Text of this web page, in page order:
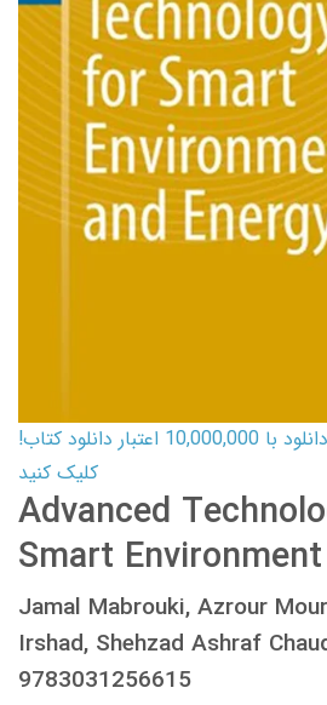
کارت اعتباری کتاب دانلود با 10,000,000 اعتبار دانلود کتاب!
کلیک کنید
Advanced
Smart
Jamal Mabrouki, Azrour
Irshad, Shehzad Ashraf
9783031256615